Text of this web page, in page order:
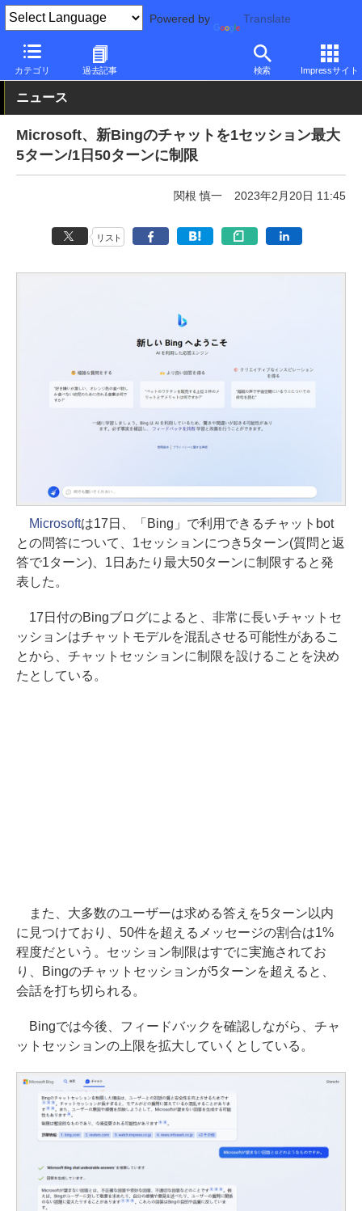
Powered by Translate
カテゴリ 過去記事 検索 Impressサイト
PC Watch 市場 技術
ニュース
Microsoft、新Bingのチャットを1セッション最大
5ターン/1日50ターンに制限
関根 慎一 2023年2月20日 11:45
リスト
Microsoftは17日、「Bing」で利用できるチャットbot
との問答について、1セッションにつき5ターン(質問と返
答で1ターン)、1日あたり最大50ターンに制限すると発
表した。
17日付のBingブログによると、非常に長いチャットセ
ッションはチャットモデルを混乱させる可能性があるこ
とから、チャットセッションに制限を設けることを決め
たとしている。
また、大多数のユーザーは求める答えを5ターン以内
に見つけており、50件を超えるメッセージの割合は1%
程度だという。セッション制限はすでに実施されてお
り、Bingのチャットセッションが5ターンを超えると、
会話を打ち切られる。
Bingでは今後、フィードバックを確認しながら、チャ
ットセッションの上限を拡大していくとしている。